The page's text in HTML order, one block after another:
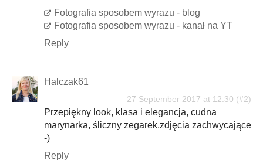
Fotografia sposobem wyrazu - blog
Fotografia sposobem wyrazu - kanał na YT
Reply
Halczak61
27 September 2017 at 12:30
Przepiękny look, klasa i elegancja, cudna
marynarka, śliczny zegarek,zdjęcia zachwycające
-)
Reply